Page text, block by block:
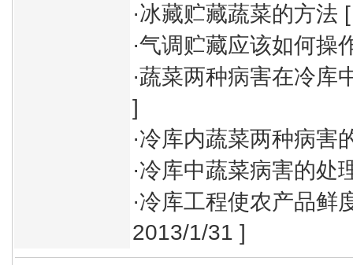
·冰藏贮藏蔬菜的方法
·气调贮藏应该如何操
·蔬菜两种病害在冷库
]
·冷库内蔬菜两种病害
·冷库中蔬菜病害的处
·冷库工程使农产品鲜
2013/1/31 ]